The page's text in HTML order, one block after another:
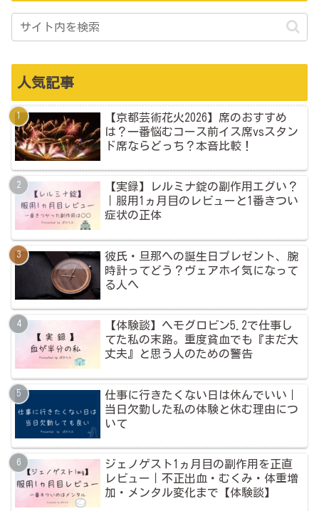
人気記事
【京都芸術花火2026】席のおすすめ
は？一番悩むコース前イス席vsスタン
ド席ならどっち？本音比較！
【実録】レルミナ錠の副作用エグい？
｜服用1ヵ月目のレビューと1番きつい
症状の正体
彼氏・旦那への誕生日プレゼント、腕
時計ってどう？ヴェアホイ気になって
る人へ
【体験談】ヘモグロビン5.2で仕事し
てた私の末路。重度貧血でも『まだ大
丈夫』と思う人のための警告
仕事に行きたくない日は休んでいい｜
当日欠勤した私の体験と休む理由につ
いて
ジェノゲスト1ヵ月目の副作用を正直
レビュー｜不正出血・むくみ・体重増
加・メンタル変化まで【体験談】